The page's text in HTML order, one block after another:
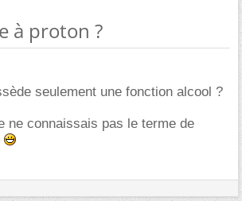
à proton ?
seulement une fonction alcool ?
ne connaissais pas le terme de